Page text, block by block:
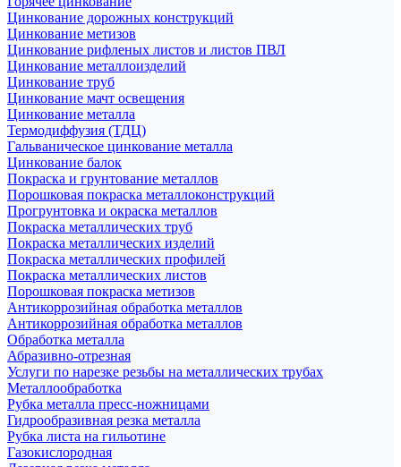
Цинкование дорожных конструкций
Цинкование метизов
Цинкование рифленых листов и листов ПВЛ
Цинкование металлоизделий
Цинкование труб
Цинкование мачт освещения
Цинкование металла
Термодиффузия (ТДЦ)
Гальваническое цинкование металла
Цинкование балок
Покраска и грунтование металлов
Порошковая покраска металлоконструкций
Прогрунтовка и окраска металлов
Покраска металлических труб
Покраска металлических изделий
Покраска металлических профилей
Покраска металлических листов
Порошковая покраска метизов
Антикоррозийная обработка металлов
Антикоррозийная обработка металлов
Обработка металла
Абразивно-отрезная
Услуги по нарезке резьбы на металлических трубах
Металлообработка
Рубка металла пресс-ножницами
Гидрообразивная резка металла
Рубка листа на гильотине
Газокислородная